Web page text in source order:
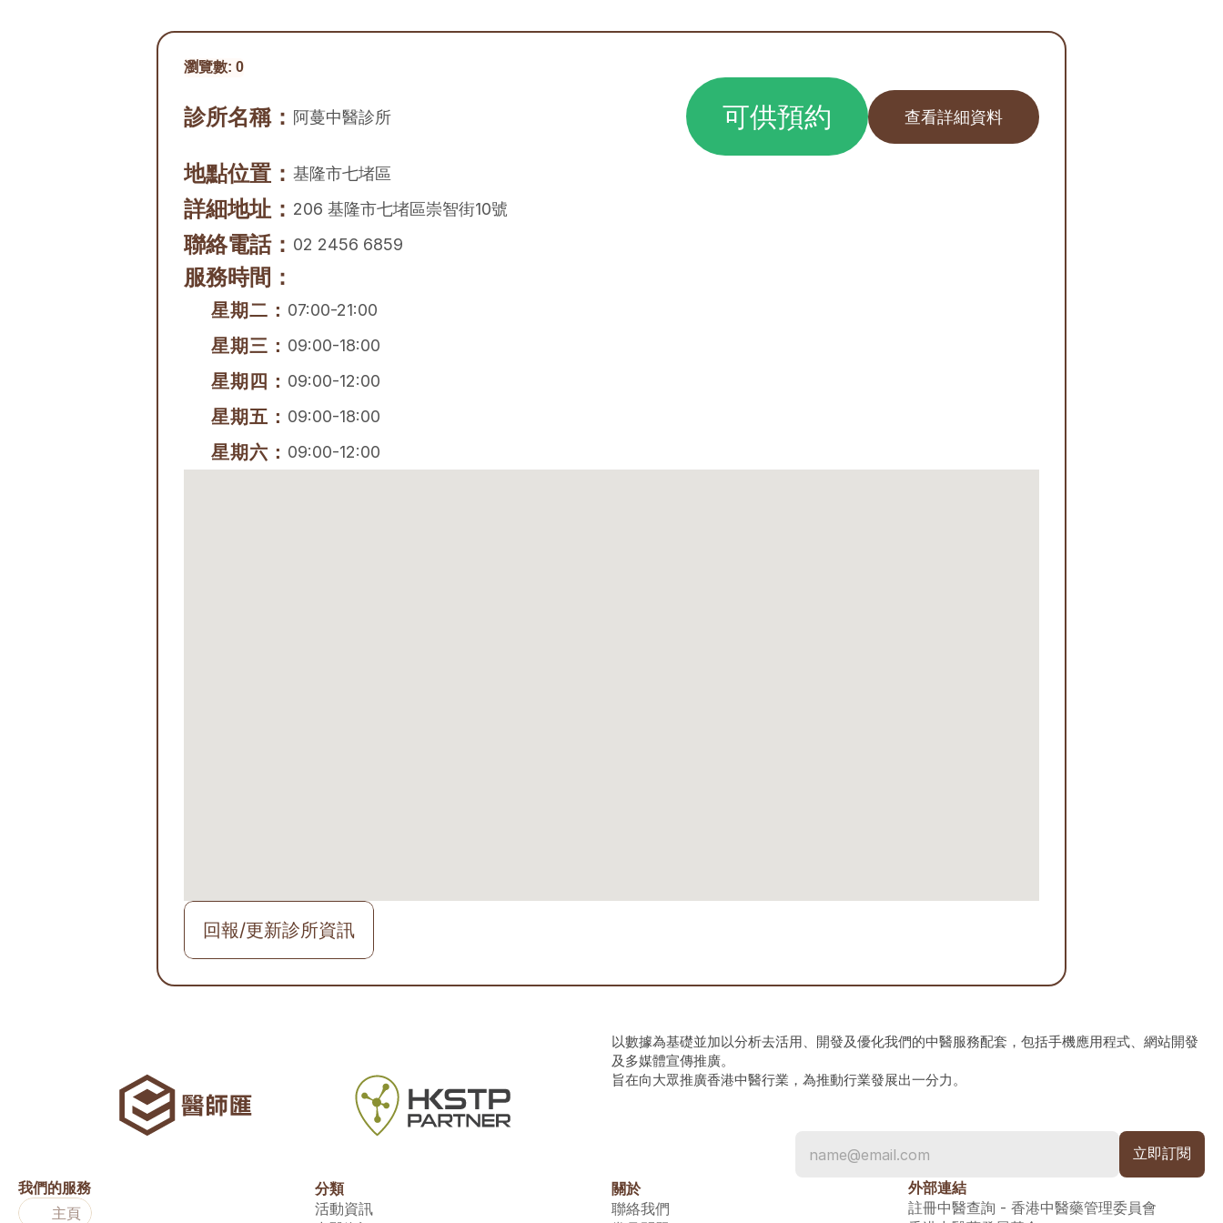
瀏覽數: 0
診所名稱： 阿蔓中醫診所 可供預約 查看詳細資料
地點位置： 基隆市七堵區
詳細地址： 206 基隆市七堵區崇智街10號
聯絡電話： 02 2456 6859
服務時間：
星期二： 07:00-21:00
星期三： 09:00-18:00
星期四： 09:00-12:00
星期五： 09:00-18:00
星期六： 09:00-12:00
回報/更新診所資訊
以數據為基礎並加以分析去活用、開發及優化我們的中醫服務配套，包括手機應用程式、網站開發
及多媒體宣傳推廣。
旨在向大眾推廣香港中醫行業，為推動行業發展出一分力。
我們的服務
主頁
分類
活動資訊
關於
聯絡我們
外部連結
註冊中醫查詢 - 香港中醫藥管理委員會